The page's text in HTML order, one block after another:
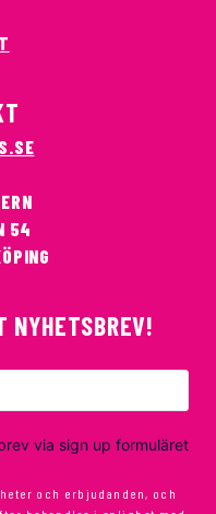
54
NYHETSBREV!
via sign up formuläret
och erbjudanden, och